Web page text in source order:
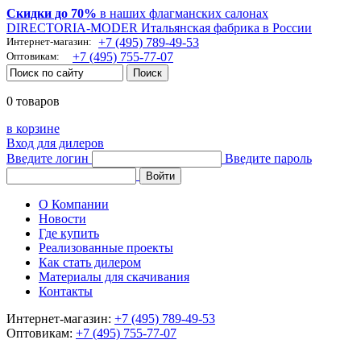
Скидки до 70% в наших флагманских салонах
DIRECTORIA-MODER Итальянская фабрика в России
Интернет-магазин: +7 (495) 789-49-53
Оптовикам: +7 (495) 755-77-07
0 товаров
в корзине
Вход для дилеров
Введите логин
Введите пароль
О Компании
Новости
Где купить
Реализованные проекты
Как стать дилером
Материалы для скачивания
Контакты
Интернет-магазин: +7 (495) 789-49-53
Оптовикам: +7 (495) 755-77-07